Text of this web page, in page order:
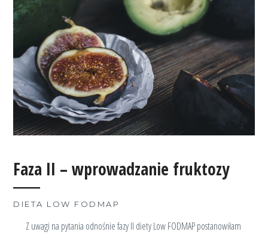
Faza II – wprowadzanie fruktozy
DIETA LOW FODMAP
Z uwagi na pytania odnośnie fazy II diety Low FODMAP postanowiłam